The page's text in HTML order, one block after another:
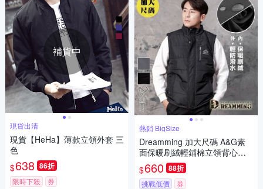
補貨中
現貨出清
現貨【HeHa】薄款立領外套 三
色
$638 86折
限時下殺 券
熱銷 BigSize
Dreamming 加大尺碼 A&G素
面保暖刷絨輕鋪棉立領背心外
套 防潑水-共二色
$660 88折
挑戰低價 券